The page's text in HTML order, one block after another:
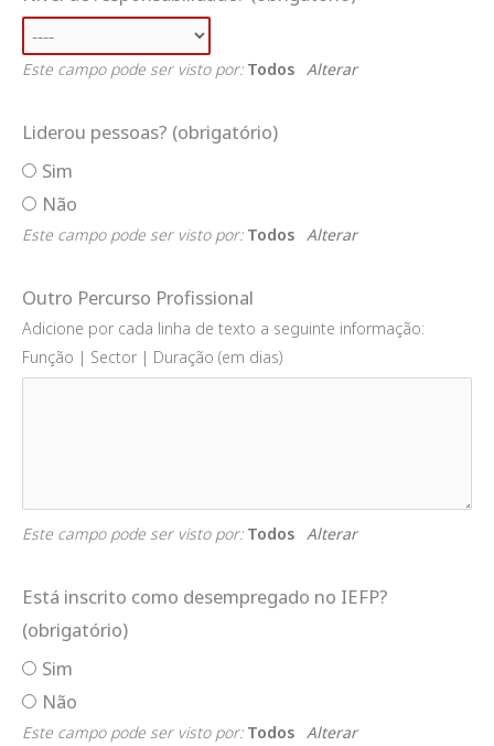
Este campo pode ser visto por: Todos Alterar
Liderou pessoas? (obrigatório)
Sim
Não
Este campo pode ser visto por: Todos Alterar
Adicione por cada linha de texto a seguinte informação:
Função | Sector | Duração (em dias)
Outro Percurso Profissional
Este campo pode ser visto por: Todos Alterar
Está inscrito como desempregado no IEFP?
(obrigatório)
Sim
Não
Este campo pode ser visto por: Todos Alterar